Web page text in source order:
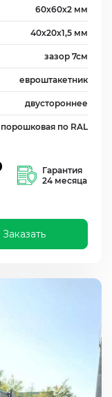
60х60х2 мм
40х20х1,5 мм
зазор 7см
евроштакетник
двустороннее
порошковая по RAL
Гарантия
24 месяца
Заказать